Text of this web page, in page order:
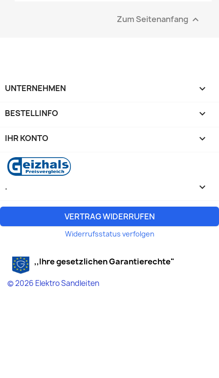
Zum Seitenanfang 
UNTERNEHMEN 
BESTELLINFO 
IHR KONTO 
. keyboard_arrow_down
VERTRAG WIDERRUFEN
Widerrufsstatus verfolgen
,,Ihre gesetzlichen Garantierechte"
© 2026 Elektro Sandleiten